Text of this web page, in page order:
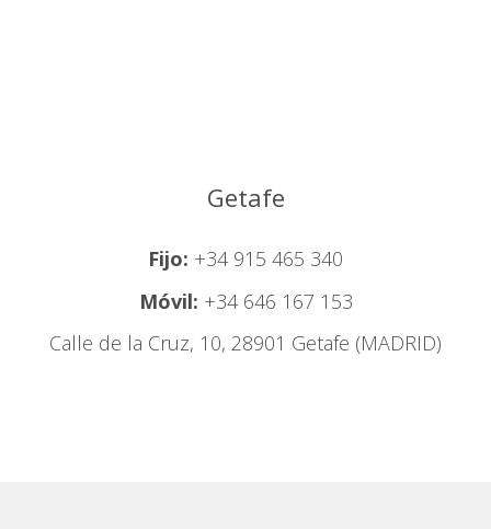
Getafe
Fijo: +34 915 465 340
Móvil: +34 646 167 153
Calle de la Cruz, 10, 28901 Getafe (MADRID)